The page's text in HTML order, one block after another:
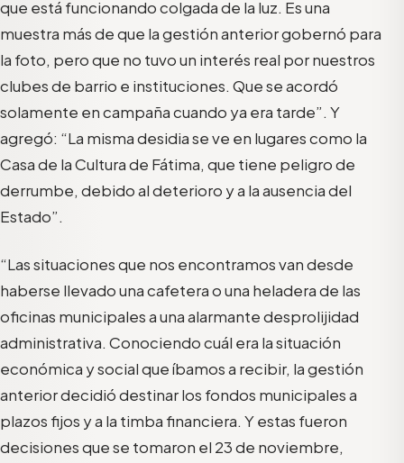
que está funcionando colgada de la luz. Es una
muestra más de que la gestión anterior gobernó para
la foto, pero que no tuvo un interés real por nuestros
clubes de barrio e instituciones. Que se acordó
solamente en campaña cuando ya era tarde”. Y
agregó: “La misma desidia se ve en lugares como la
Casa de la Cultura de Fátima, que tiene peligro de
derrumbe, debido al deterioro y a la ausencia del
Estado”.
“Las situaciones que nos encontramos van desde
haberse llevado una cafetera o una heladera de las
oficinas municipales a una alarmante desprolijidad
administrativa. Conociendo cuál era la situación
económica y social que íbamos a recibir, la gestión
anterior decidió destinar los fondos municipales a
plazos fijos y a la timba financiera. Y estas fueron
decisiones que se tomaron el 23 de noviembre,